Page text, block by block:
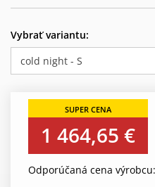
Vybrať variantu:
cold night - S
1 464,65 €
Odporúčaná cena